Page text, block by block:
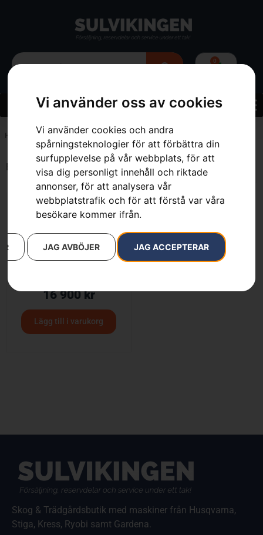
Vi använder oss av cookies
Vi använder cookies och andra
spårningsteknologier för att förbättra din
surfupplevelse på vår webbplats, för att
visa dig personligt innehåll och riktade
annonser, för att analysera vår
webbplatstrafik och för att förstå var våra
besökare kommer ifrån.
JAG ACCEPTERAR
JAG AVBÖJER
0
Hem 9.2 kg
Endast ett sökresultat
16 900kr
Lägg till i varukorg
Skog & Trädgårdsbutik med maskiner från Husqvarna,
Stiga, Kress, Ryobi samt Gardena.